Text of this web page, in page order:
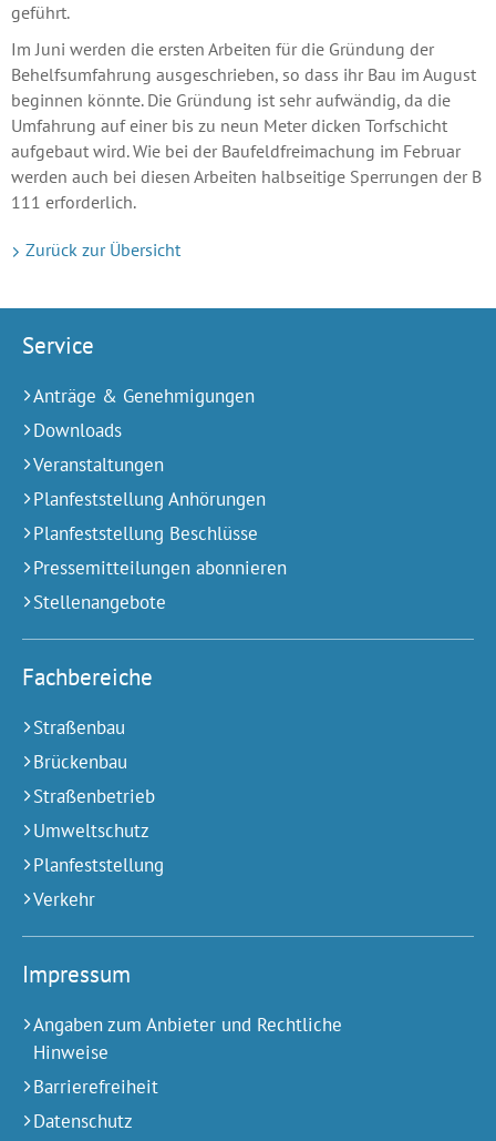
geführt.
Im Juni werden die ersten Arbeiten für die Gründung der
Behelfsumfahrung ausgeschrieben, so dass ihr Bau im August
beginnen könnte. Die Gründung ist sehr aufwändig, da die
Umfahrung auf einer bis zu neun Meter dicken Torfschicht
aufgebaut wird. Wie bei der Baufeldfreimachung im Februar
werden auch bei diesen Arbeiten halbseitige Sperrungen der B
111 erforderlich.
Zurück zur Übersicht
Service
Anträge & Genehmigungen
Downloads
Veranstaltungen
Planfeststellung Anhörungen
Planfeststellung Beschlüsse
Pressemitteilungen abonnieren
Stellenangebote
Fachbereiche
Straßenbau
Brückenbau
Straßenbetrieb
Umweltschutz
Planfeststellung
Verkehr
Impressum
Angaben zum Anbieter und Rechtliche
Hinweise
Barrierefreiheit
Datenschutz